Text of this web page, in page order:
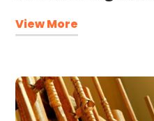
View More